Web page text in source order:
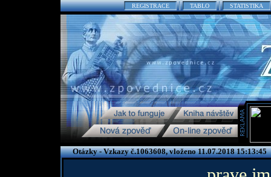
REGISTRACE TABLO STATISTIKA
Otázky - Vzkazy č.1063608, vloženo 11.07.2018 15:13:45